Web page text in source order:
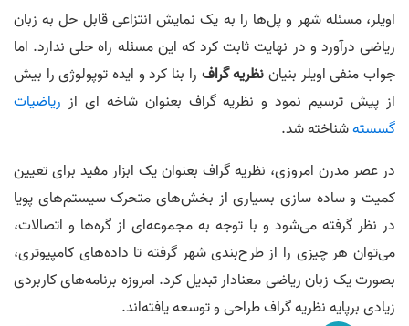
اویلر، مسئله شهر و پل‌ها را به یک نمایش انتزاعی قابل حل به زبان
ریاضی درآورد و در نهایت ثابت کرد که این مسئله راه حلی ندارد. اما
جواب منفی اویلر بنیاننظریه گراف را بنا کرد و ایده توپولوژی را بیش
از پیش ترسیم نمود و نظریه گراف بعنوان شاخه ای از ریاضیات
گسستهشناخته شد.
در عصر مدرن امروزی، نظریه گراف بعنوان یک ابزار مفید برای تعیین
کمیت و ساده­ سازی بسیاری از بخش­‌های متحرک سیستم­‌های پویا
در نظر گرفته می‌شود و با توجه به مجموعه‌ای از گره‌ها و اتصالات،
می‌توان هر چیزی را از طرح‌بندی شهر گرفته تا داده‌های کامپیوتری،
بصورت یک زبان ریاضی معنادار تبدیل کرد. امروزه برنامه‌های کاربردی
زیادی برپایه نظریه گراف طراحی و توسعه یافته‌­اند.